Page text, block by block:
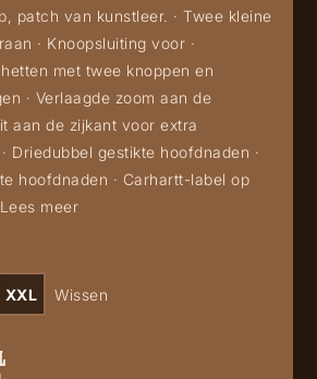
patch van kunstleer. · Twee kleine
· Knoopsluiting voor ·
met twee knoppen en
· Verlaagde zoom aan de
aan de zijkant voor extra
Driedubbel gestikte hoofdnaden ·
hoofdnaden · Carhartt-label op
Lees meer
XXL Wissen